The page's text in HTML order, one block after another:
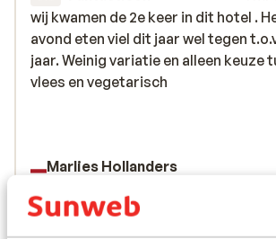
wij kwamen de 2e keer in dit hotel .
avond eten viel dit jaar wel tegen
jaar. Weinig variatie en alleen keuze
vlees en vegetarisch
wij kwamen de 2e keer in dit hotel .
avond eten viel dit jaar wel tegen
jaar. Weinig variatie en alleen keuze
vlees en vegetarisch
Marlies Hollanders